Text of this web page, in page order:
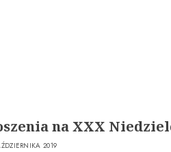
na XXX
2019